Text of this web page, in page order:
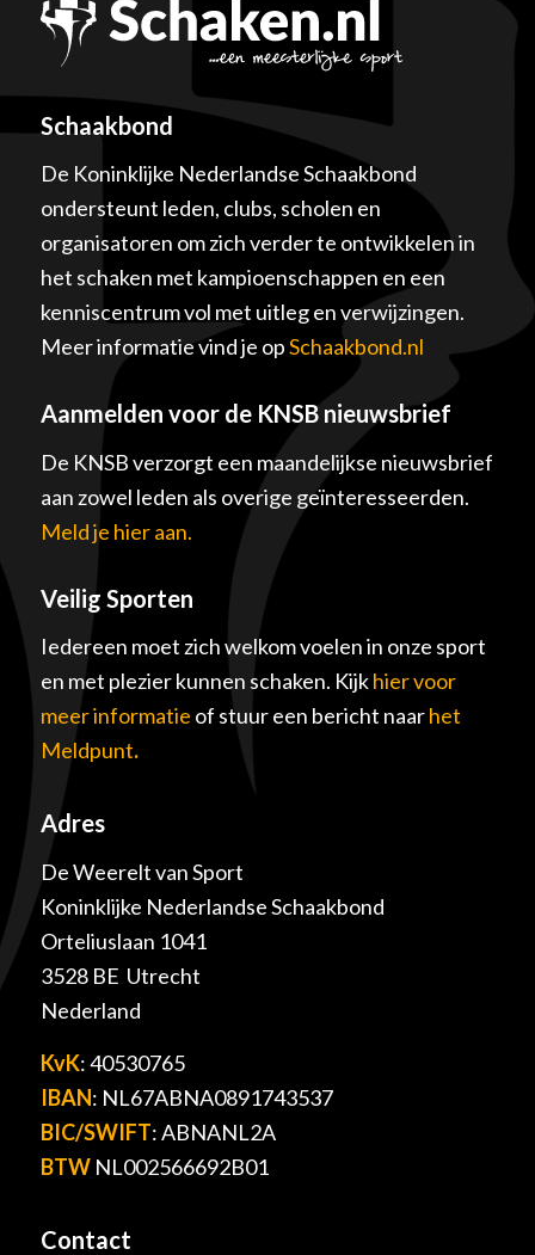
Schaakbond
De Koninklijke Nederlandse Schaakbond
ondersteunt leden, clubs, scholen en
organisatoren om zich verder te ontwikkelen in
het schaken met kampioenschappen en een
kenniscentrum vol met uitleg en verwijzingen.
Meer informatie vind je opSchaakbond.nl
Aanmelden voor de KNSB nieuwsbrief
De KNSB verzorgt een maandelijkse nieuwsbrief
aan zowel leden als overige geïnteresseerden.
Meld je hier aan.
Veilig Sporten
Iedereen moet zich welkom voelen in onze sport
en met plezier kunnen schaken. Kijkhier voor
meer informatie of stuur een bericht naarhet
Meldpunt.
Adres
De Weerelt van Sport
Koninklijke Nederlandse Schaakbond
Orteliuslaan 1041
3528 BE Utrecht
Nederland
KvK: 40530765
IBAN: NL67ABNA0891743537
BIC/SWIFT: ABNANL2A
BTWNL002566692B01
Contact